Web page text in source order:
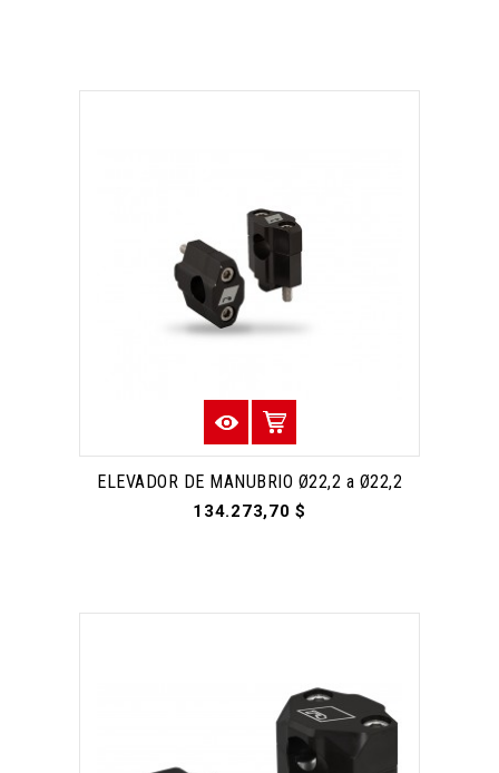
ELEVADOR DE MANUBRIO Ø22,2 a Ø22,2
134.273,70 $